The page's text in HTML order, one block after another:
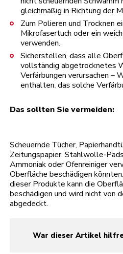
gleichmäßig in Richtung der
Zum Polieren und Trocknen
Mikrofasertuch oder ein
verwenden.
Sicherstellen, dass alle
vollständig abgetrocknetes
Verfärbungen verursachen –
enthalten, das solche
Das sollten Sie vermeiden:
Scheuernde Tücher,
Zeitungspapier, Stahlwolle-
Ammoniak oder Ofenreiniger
Oberfläche beschädigen
dieser Produkte kann die
beschädigen und wird nicht von
abgedeckt.
War dieser Artikel
yes
no